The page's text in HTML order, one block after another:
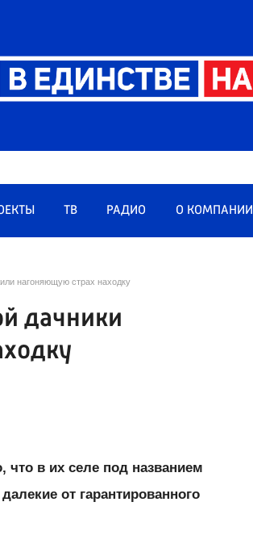
ТВ РАДИО О КОМПАНИИ
нагоняющую страх находку
дачники
в их селе под названием
от гарантированного